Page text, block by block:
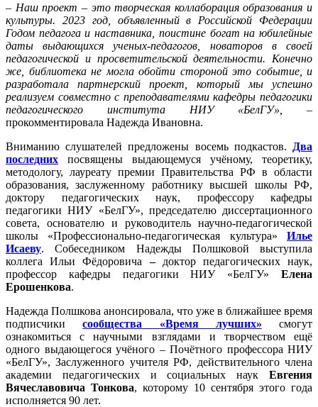
– Наш проект – это творческая коллаборация образования и
культуры. 2023 год, объявленный в Российской Федерации
Годом педагога и наставника, поистине богат на юбилейные
даты выдающихся ученых-педагогов, новаторов в своей
педагогической и просветительской деятельности. Конечно
же, библиотека не могла обойти стороной это событие, и
разработала партнерский проект, который мы успешно
реализуем совместно с преподавателями кафедры педагогики
педагогического института НИУ «БелГУ»,
–
прокомментировала Надежда Ивановна.
Вниманию слушателей предложены восемь подкастов.
Два
последних посвящены выдающемуся учёному, теоретику,
методологу, лауреату премии Правительства РФ в области
образования, заслуженному работнику высшей школы РФ,
доктору педагогических наук, профессору кафедры
педагогики НИУ «БелГУ», председателю диссертационного
совета, основателю и руководитель научно-педагогической
школы «Профессионально-педагогическая культура» Илье
Исаеву. Собеседником Надежды Полшковой выступила
коллега Ильи Фёдоровича – доктор педагогических наук,
профессор кафедры педагогики НИУ «БелГУ» Елена
Ерошенкова.
Надежда Полшкова анонсировала, что уже в ближайшее время
подписчикисообщества «Время лучших» смогут
ознакомиться с научными взглядами и творчеством ещё
одного выдающегося учёного – Почётного профессора НИУ
«БелГУ», Заслуженного учителя РФ, действительного члена
академии педагогических и социальных наук Евгения
Вячеславовича Тонкова, которому 10 сентября этого года
исполняется 90 лет.